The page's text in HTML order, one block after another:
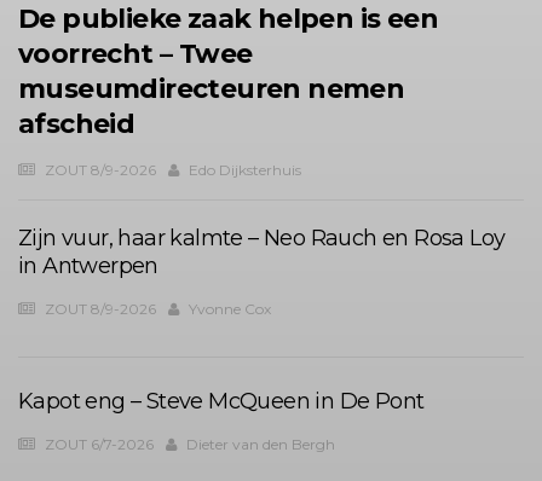
De publieke zaak helpen is een
voorrecht – Twee
museumdirecteuren nemen
afscheid
ZOUT 8/9-2026 Edo Dijksterhuis
Zijn vuur, haar kalmte – Neo Rauch en Rosa Loy
in Antwerpen
ZOUT 8/9-2026 Yvonne Cox
Kapot eng – Steve McQueen in De Pont
ZOUT 6/7-2026 Dieter van den Bergh